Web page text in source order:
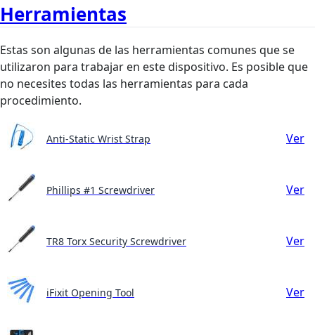
Herramientas
Estas son algunas de las herramientas comunes que se
utilizaron para trabajar en este dispositivo. Es posible que
no necesites todas las herramientas para cada
procedimiento.
Anti-Static Wrist Strap Ver
Phillips #1 Screwdriver Ver
TR8 Torx Security Screwdriver Ver
iFixit Opening Tool Ver